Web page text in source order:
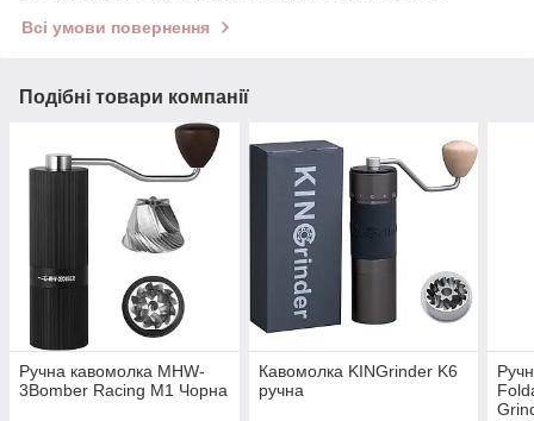
Всі умови повернення
Подібні товари компанії
Ручна кавомолка MHW-
3Bomber Racing M1 Чорна
Кавомолка KINGrinder K6
ручна